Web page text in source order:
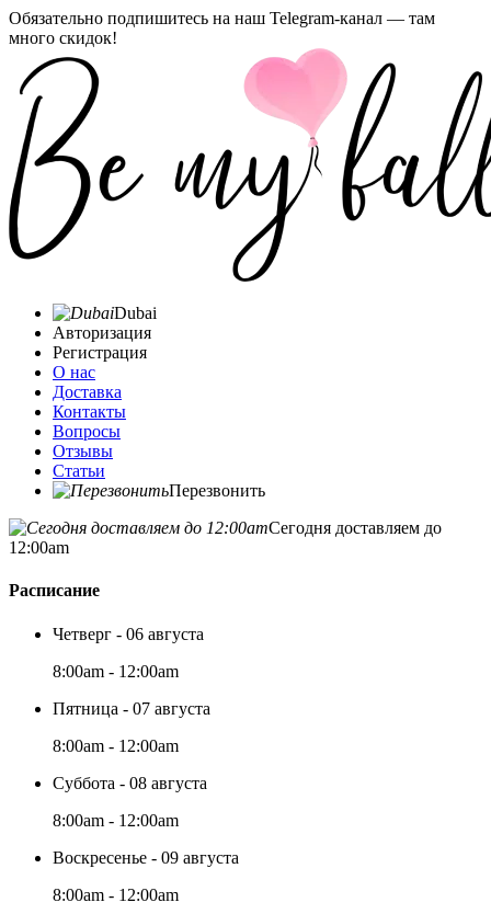
Обязательно подпишитесь на наш Telegram-канал — там
много скидок!
Dubai
Авторизация
Регистрация
О нас
Доставка
Контакты
Вопросы
Отзывы
Статьи
Перезвонить
Сегодня доставляем до
12:00am
Расписание
Четверг - 06 августа
8:00am - 12:00am
Пятница - 07 августа
8:00am - 12:00am
Суббота - 08 августа
8:00am - 12:00am
Воскресенье - 09 августа
8:00am - 12:00am